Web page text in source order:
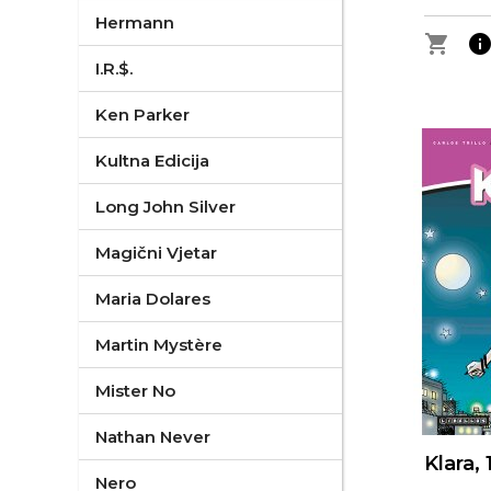
Hermann
I.R.$.
Ken Parker
Kultna Edicija
Long John Silver
Magični Vjetar
Maria Dolares
Martin Mystère
Mister No
Nathan Never
Nero
shopping_cart info
Klara,